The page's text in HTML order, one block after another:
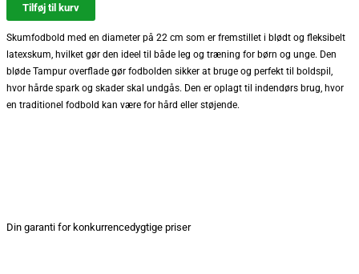
Tilføj til kurv
Skumfodbold med en diameter på 22 cm som er fremstillet i blødt og fleksibelt
latexskum, hvilket gør den ideel til både leg og træning for børn og unge. Den
bløde Tampur overflade gør fodbolden sikker at bruge og perfekt til boldspil,
hvor hårde spark og skader skal undgås. Den er oplagt til indendørs brug, hvor
en traditionel fodbold kan være for hård eller støjende.
Din garanti for konkurrencedygtige priser